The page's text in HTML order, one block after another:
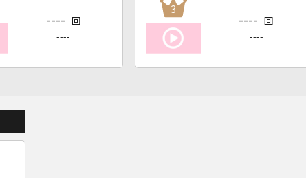
---- 回
----
3
---- 回
----